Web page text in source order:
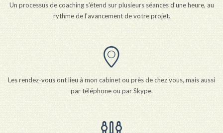
Un processus de coaching s’étend sur plusieurs séances d’une heure, au
rythme de l'avancement de votre projet.
Les rendez-vous ont lieu à mon cabinet ou près de chez vous, mais aussi
par téléphone ou par Skype.